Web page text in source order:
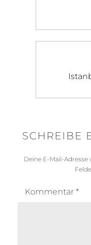
Next
SCHREIBE
Deine E-Mail-
Kommentar *